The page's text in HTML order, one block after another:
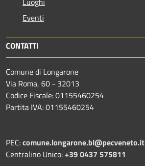
Eventi
CONTATTI
Comune di Longarone
Via Roma, 60 - 32013
Codice Fiscale: 01155460254
Partita IVA: 01155460254
PEC:comune.longarone.bl@pecveneto.it
Centralino Unico:+39 0437 575811